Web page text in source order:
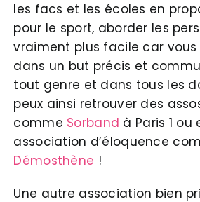
les facs et les écoles en
pour le sport, aborder les
vraiment plus facile car vous
dans un but précis et
tout genre et dans tous les
peux ainsi retrouver des
comme Sorband à Paris 1 ou
association d’éloquence
Démosthène !
Une autre association bien